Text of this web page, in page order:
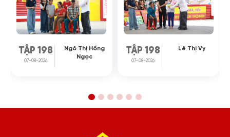
TẬP 198
07-08-2026
Ngô Thị Hồng
Ngọc
TẬP 198
07-08-2026
Lê Thị Vy